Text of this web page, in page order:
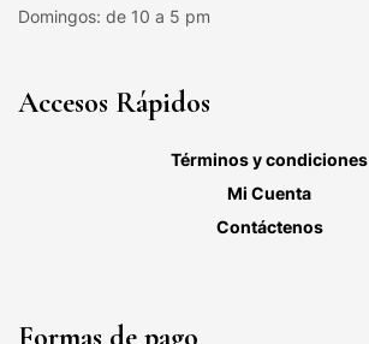
Domingos: de 10 a 5 pm
Accesos Rápidos
Términos y condiciones
Mi Cuenta
Contáctenos